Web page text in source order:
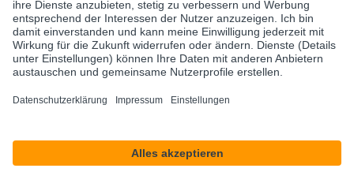
Impressum
Datenschutz
Privatsphären-Einstellungen anpassen